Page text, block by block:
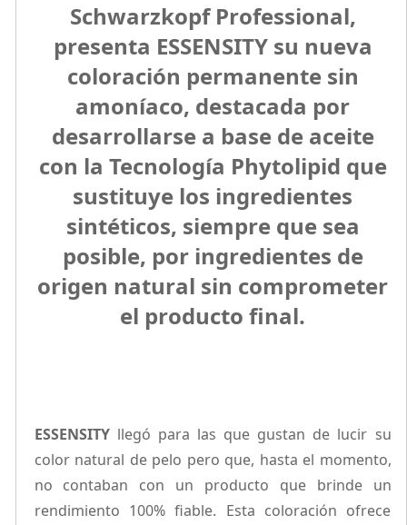
Schwarzkopf Professional,
presenta ESSENSITY su nueva
coloración permanente sin
amoníaco, destacada por
desarrollarse a base de aceite
con la Tecnología Phytolipid que
sustituye los ingredientes
sintéticos, siempre que sea
posible, por ingredientes de
origen natural sin comprometer
el producto final.
ESSENSITYllegó para las que gustan de lucir su
color natural de pelo pero que, hasta el momento,
no contaban con un producto que brinde un
rendimiento 100% fiable. Esta coloración ofrece